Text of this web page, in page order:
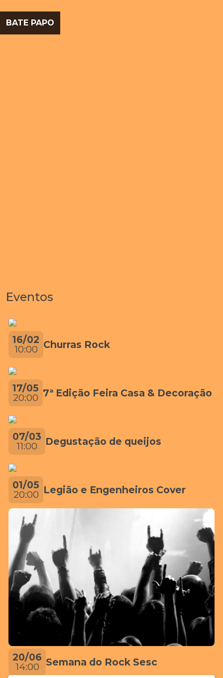
BATE PAPO
Eventos
16/02
10:00 Churras Rock
17/05
20:00 7ª Edição Feira Casa & Decoração
07/03
11:00 Degustação de queijos
01/05
20:00 Legião e Engenheiros Cover
20/06
14:00 Semana do Rock Sesc